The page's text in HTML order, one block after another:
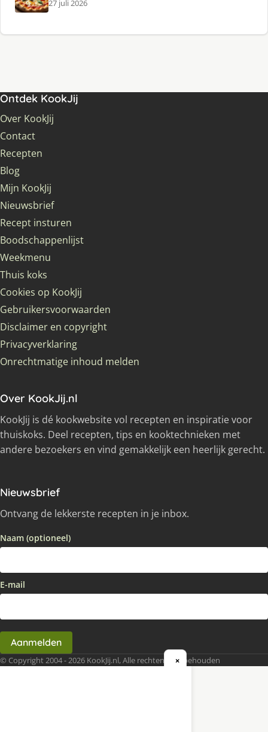
27 juli 2026
Ontdek KookJij
Over KookJij
Contact
Recepten
Blog
Mijn KookJij
Nieuwsbrief
Recept insturen
Boodschappenlijst
Weekmenu
Thuis koks
Cookies op KookJij
Gebruikersvoorwaarden
Disclaimer en copyright
Privacyverklaring
Onrechtmatige inhoud melden
Over KookJij.nl
KookJij is dé kookwebsite vol recepten en inspiratie voor
thuiskoks. Deel recepten, tips en kooktechnieken met
andere bezoekers en vind gemakkelijk een heerlijk gerecht.
Nieuwsbrief
Ontvang de lekkerste recepten in je inbox.
Naam (optioneel)
E-mail
Aanmelden
© Copyright 2004 - 2026 KookJij.nl, Alle rechten voorbehouden
×